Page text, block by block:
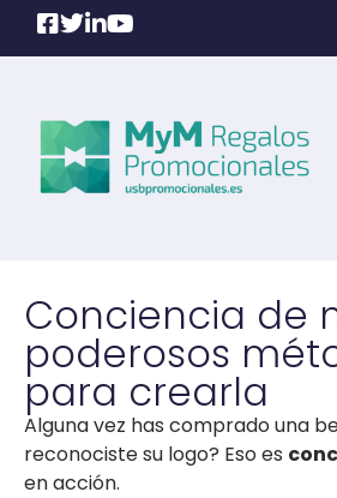
Conciencia de
poderosos
para crearla
Alguna vez has comprado una
reconociste su logo? Eso es
en acción.